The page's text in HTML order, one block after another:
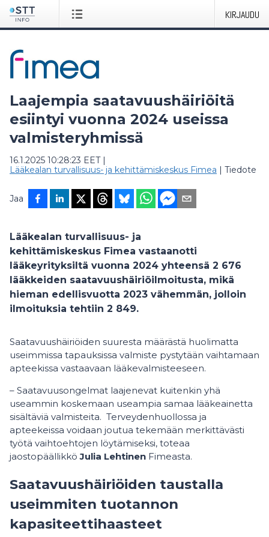
KIRJAUDU
Laajempia saatavuushäiriöitä
esiintyi vuonna 2024 useissa
valmisteryhmissä
16.1.2025 10:28:23 EET|
Lääkealan turvallisuus- ja kehittämiskeskus Fimea | Tiedote
Jaa
Lääkealan turvallisuus- ja
kehittämiskeskus Fimea vastaanotti
lääkeyrityksiltä vuonna 2024 yhteensä 2 676
lääkkeiden saatavuushäiriöilmoitusta, mikä
hieman edellisvuotta 2023 vähemmän, jolloin
ilmoituksia tehtiin 2 849.
Saatavuushäiriöiden suuresta määrästä huolimatta
useimmissa tapauksissa valmiste pystytään vaihtamaan
apteekissa vastaavaan lääkevalmisteeseen.
– Saatavuusongelmat laajenevat kuitenkin yhä
useammin koskemaan useampia samaa lääkeainetta
sisältäviä valmisteita. Terveydenhuollossa ja
apteekeissa voidaan joutua tekemään merkittävästi
työtä vaihtoehtojen löytämiseksi, toteaa
jaostopäällikköJulia Lehtinen Fimeasta.
Saatavuushäiriöiden taustalla
useimmiten tuotannon
kapasiteettihaasteet